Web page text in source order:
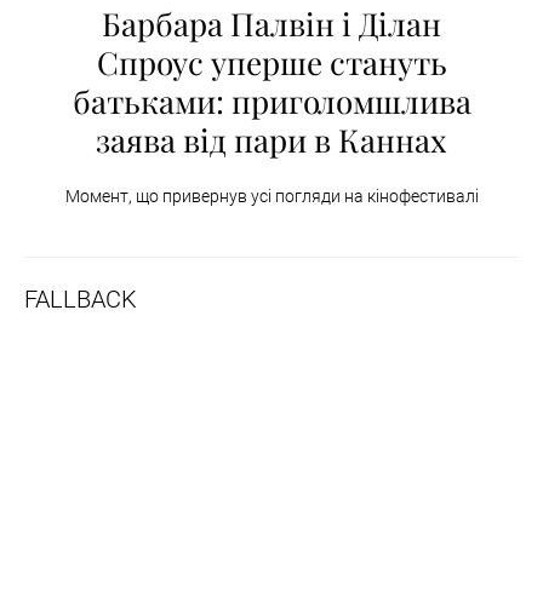
Барбара Палвін і Ділан
Спроус уперше стануть
батьками: приголомшлива
заява від пари в Каннах
Момент, що привернув усі погляди на кінофестивалі
FALLBACK